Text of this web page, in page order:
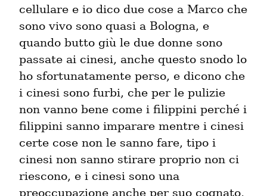
cellulare e io dico due cose a Marco che
sono vivo sono quasi a Bologna, e
quando butto giù le due donne sono
passate ai cinesi, anche questo snodo lo
ho sfortunatamente perso, e dicono che
i cinesi sono furbi, che per le pulizie
non vanno bene come i filippini perché i
filippini sanno imparare mentre i cinesi
certe cose non le sanno fare, tipo i
cinesi non sanno stirare proprio non ci
riescono, e i cinesi sono una
preoccupazione anche per suo cognato,